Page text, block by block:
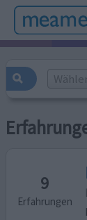
9
Erfahrungen